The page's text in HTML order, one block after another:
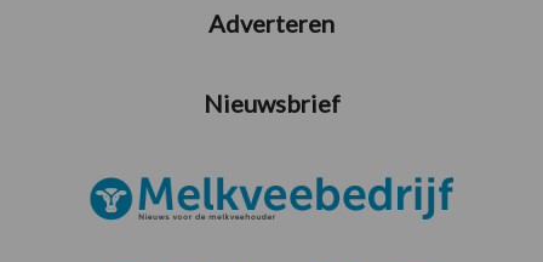
Adverteren
Nieuwsbrief